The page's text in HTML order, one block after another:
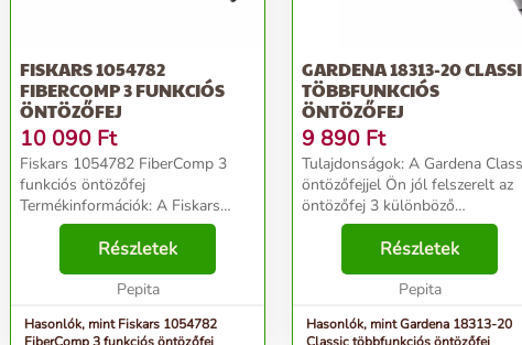
FISKARS 1054782
FIBERCOMP 3 FUNKCIÓS
ÖNTÖZŐFEJ
10 090 Ft
Fiskars 1054782 FiberComp 3
funkciós öntözőfej
Termékinformációk: A Fiskars
FiberComp öntözőfejek könnyű,
ergonomikus kialakításúak,
tökéletes kényelmet és stabilitást
biztosítanak minden öntözési...
Részletek
Pepita
Hasonlók, mint Fiskars 1054782
GARDENA 18313-20
TÖBBFUNKCIÓS
ÖNTÖZŐFEJ
9 890 Ft
Tulajdonságok: A Gardena Classic
öntözőfejjel Ön jól felszerelt az
öntözőfej 3 különböző
vízsugárformával rendelkezik,
sugár, buborékos sugár és 9-
pontos erős sugár. Használhatja
öntözéshez pl. ...
Részletek
Pepita
Hasonlók, mint Gardena 18313-20